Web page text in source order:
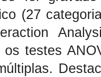
(27
os testes